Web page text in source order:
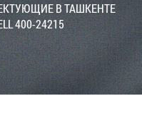
В ТАШКЕНТЕ
400-24215